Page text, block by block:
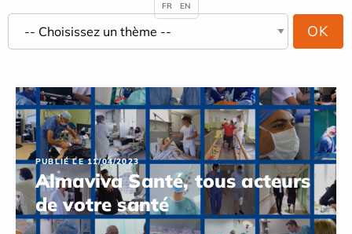
PUBLIÉ LE 11/04/2023
Almaviva Santé, tous acteurs
de votre santé
FR EN